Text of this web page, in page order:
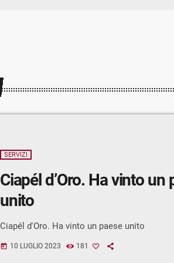
SERVIZI
Ciapél d’Oro. Ha vinto un
unito
Ciapél d'Oro. Ha vinto un paese unito
today 10 LUGLIO 2023 181